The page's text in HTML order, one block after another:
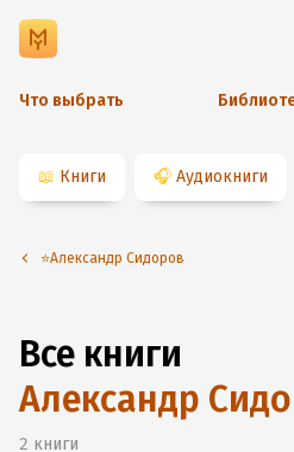
Что выбрать
📖 Книги 🎧 Аудиокниги
⭐️Александр Сидоров
Все книги
Александр
2 книги